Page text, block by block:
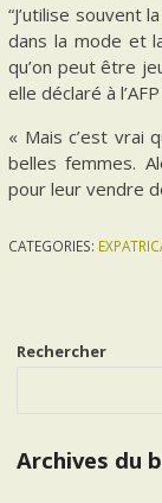
“J’utilise souvent
dans la mode et
qu’on peut être
elle déclaré à
« Mais c’est vrai
belles femmes.
pour leur vendre
CATEGORIES:
Rechercher
Archives du